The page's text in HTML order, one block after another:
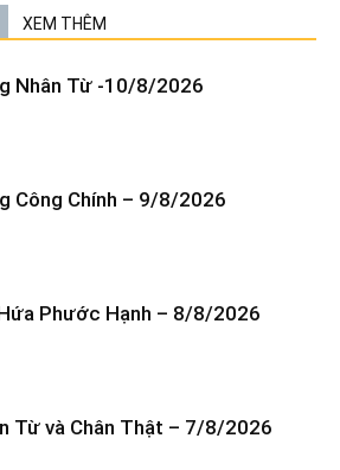
XEM THÊM
Nhân Từ -10/8/2026
Công Chính – 9/8/2026
Phước Hạnh – 8/8/2026
Từ và Chân Thật – 7/8/2026